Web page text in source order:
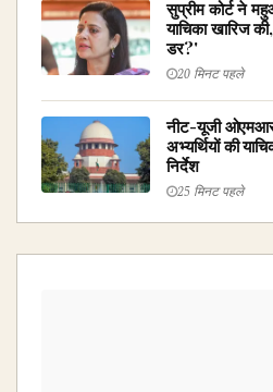
सुप्रीम कोर्ट ने
याचिका खारिज
डर?'
20 मिनट पहले
नीट-यूजी ओएमआर
अभ्यर्थियों की
निर्देश
25 मिनट पहले